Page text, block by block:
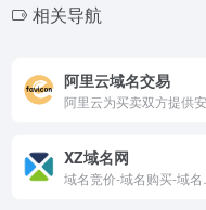
相关导航
阿里云域名交易
XZ域名网